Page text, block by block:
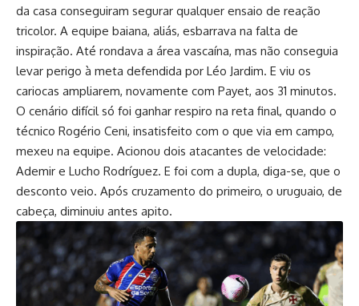
da casa conseguiram segurar qualquer ensaio de reação
tricolor. A equipe baiana, aliás, esbarrava na falta de
inspiração. Até rondava a área vascaína, mas não conseguia
levar perigo à meta defendida por Léo Jardim. E viu os
cariocas ampliarem, novamente com Payet, aos 31 minutos.
O cenário difícil só foi ganhar respiro na reta final, quando o
técnico Rogério Ceni, insatisfeito com o que via em campo,
mexeu na equipe. Acionou dois atacantes de velocidade:
Ademir e Lucho Rodríguez. E foi com a dupla, diga-se, que o
desconto veio. Após cruzamento do primeiro, o uruguaio, de
cabeça, diminuiu antes apito.